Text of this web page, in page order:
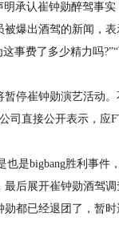
承认崔钟勋醉驾事
爆出酒驾的新闻，
事费了多少精力吗
崔钟勋演艺活动。
司直接公开表示，应
bigbang胜利事件，
后展开崔钟勋酒驾
都已经退团了，暂